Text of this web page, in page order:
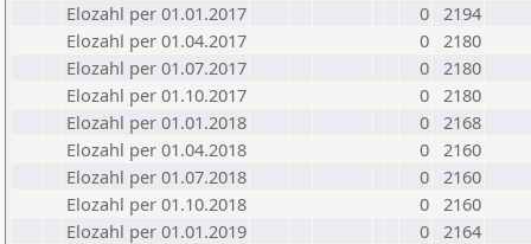
Elozahl per 01.01.2017
0 2194
Elozahl per 01.04.2017
0 2180
Elozahl per 01.07.2017
0 2180
Elozahl per 01.10.2017
0 2180
Elozahl per 01.01.2018
0 2168
Elozahl per 01.04.2018
0 2160
Elozahl per 01.07.2018
0 2160
Elozahl per 01.10.2018
0 2160
Elozahl per 01.01.2019
0 2164